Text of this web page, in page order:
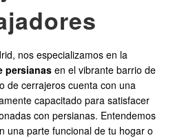
nos especializamos en la
persianas en el vibrante barrio de
de cerrajeros cuenta con una
capacitado para satisfacer
con persianas. Entendemos
una parte funcional de tu hogar o